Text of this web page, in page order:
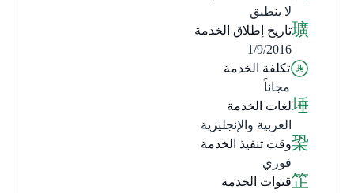
لا ينطبق
تاريخ إطلاق الخدمة
1/9/2016
تكلفة الخدمة
مجاناً
لغات الخدمة
العربية والإنجليزية
وقت تنفيذ الخدمة
فوري
قنوات الخدمة